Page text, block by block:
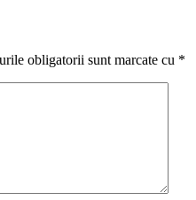
obligatorii sunt marcate cu *